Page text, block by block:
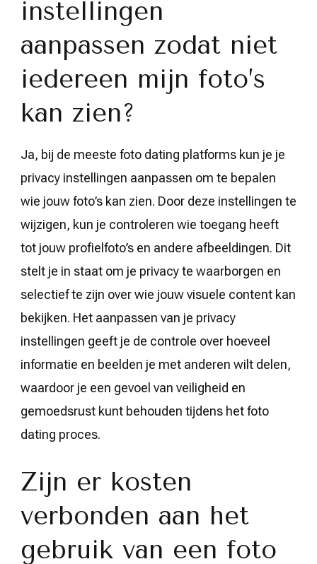
instellingen
aanpassen zodat niet
iedereen mijn foto’s
kan zien?
Ja, bij de meeste foto dating platforms kun je je
privacy instellingen aanpassen om te bepalen
wie jouw foto’s kan zien. Door deze instellingen te
wijzigen, kun je controleren wie toegang heeft
tot jouw profielfoto’s en andere afbeeldingen. Dit
stelt je in staat om je privacy te waarborgen en
selectief te zijn over wie jouw visuele content kan
bekijken. Het aanpassen van je privacy
instellingen geeft je de controle over hoeveel
informatie en beelden je met anderen wilt delen,
waardoor je een gevoel van veiligheid en
gemoedsrust kunt behouden tijdens het foto
dating proces.
Zijn er kosten
verbonden aan het
gebruik van een foto